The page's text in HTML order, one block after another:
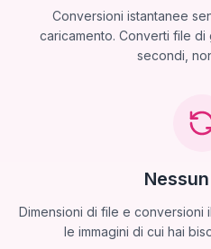
Conversioni istantanee
caricamento. Converti file di
secondi,
Dimensioni di file e conversioni
le immagini di cui hai